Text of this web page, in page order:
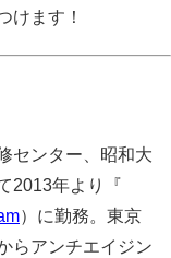
けます！
センター、昭和大
2013年より『
）に勤務。東京
らアンチエイジン